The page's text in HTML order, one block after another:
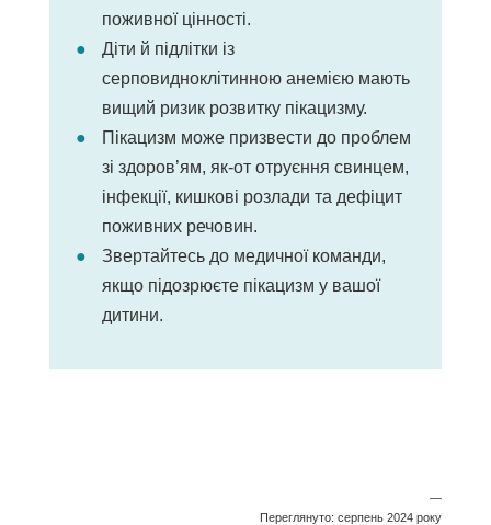
поживної цінності.
Діти й підлітки із
серповидноклітинною анемією мають
вищий ризик розвитку пікацизму.
Пікацизм може призвести до проблем
зі здоров’ям, як-от отруєння свинцем,
інфекції, кишкові розлади та дефіцит
поживних речовин.
Звертайтесь до медичної команди,
якщо підозрюєте пікацизм у вашої
дитини.
—
Переглянуто: серпень 2024 року